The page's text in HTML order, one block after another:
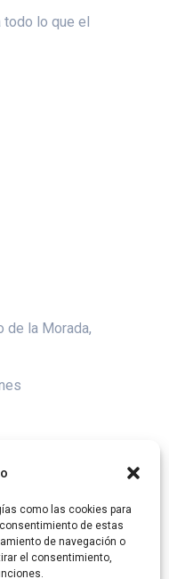
como las cookies para
de estas
de navegación o
el consentimiento,
todo lo que el
de la Morada,